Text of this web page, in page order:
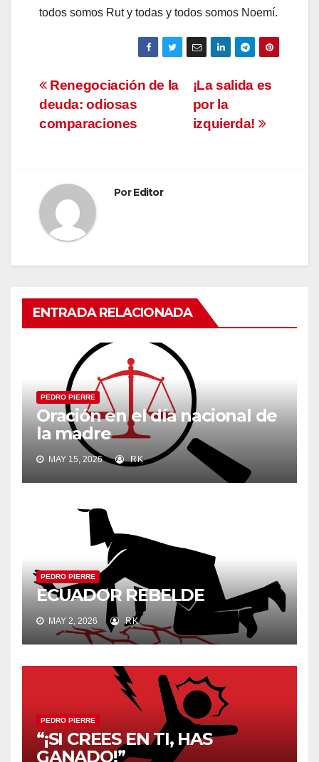
todos somos Rut y todas y todos somos Noemí.
Navegación
de
entradas
¡La salida es
por la
izquierda!
Renegociación de la
deuda: odiosas
comparaciones
PorEditor
ENTRADA RELACIONADA
PEDRO PIERRE
Oración en el día nacional de
la madre
MAY 15, 2026 RK
PEDRO PIERRE
ECUADOR REBELDE
MAY 2, 2026 RK
PEDRO PIERRE
“¡SI CREES EN TI, HAS
GANADO!”